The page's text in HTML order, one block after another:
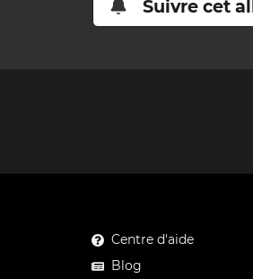
Suivre cet
Centre d'aide
Blog